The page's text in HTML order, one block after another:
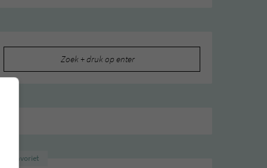
Favoriet